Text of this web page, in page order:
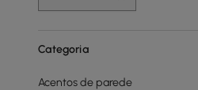
Categoria
Acentos de parede